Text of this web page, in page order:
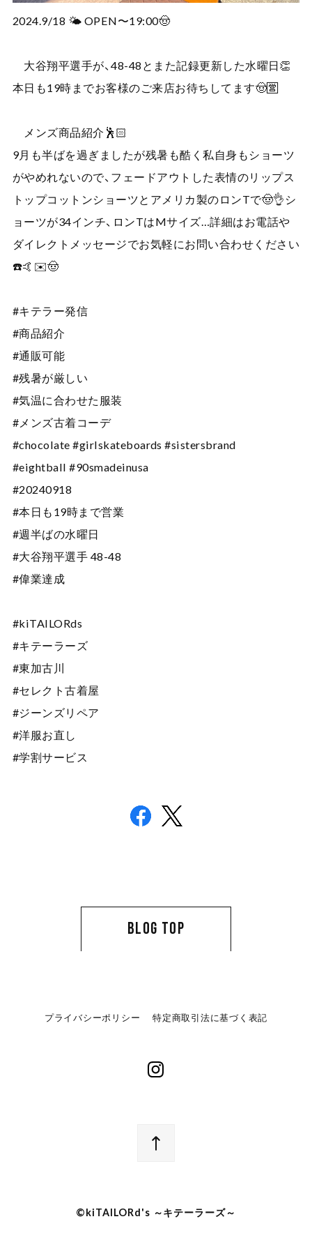
2024.9/18 🌤️ OPEN〜19:00🤠
大谷翔平選手が、48-48とまた記録更新した水曜日👏
本日も19時までお客様のご来店お待ちしてます🤠🈺
メンズ商品紹介🕺🏻
9月も半ばを過ぎましたが残暑も酷く私自身もショーツ
がやめれないので、フェードアウトした表情のリップス
トップコットンショーツとアメリカ製のロンTで🤠👌シ
ョーツが34インチ、ロンTはMサイズ…詳細はお電話や
ダイレクトメッセージでお気軽にお問い合わせください
☎️🤙✉️🤠
#キテラー発信
#商品紹介
#通販可能
#残暑が厳しい
#気温に合わせた服装
#メンズ古着コーデ
#chocolate #girlskateboards #sistersbrand
#eightball #90smadeinusa
#20240918
#本日も19時まで営業
#週半ばの水曜日
#大谷翔平選手 48-48
#偉業達成
#kiTAILORds
#キテーラーズ
#東加古川
#セレクト古着屋
#ジーンズリペア
#洋服お直し
#学割サービス
BLOG TOP
プライバシーポリシー 特定商取引法に基づく表記
©︎kiTAILORd's ～キテーラーズ～